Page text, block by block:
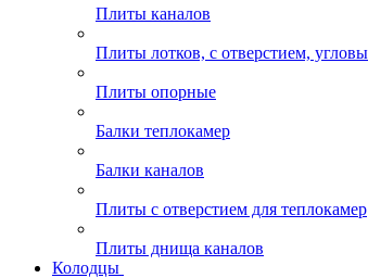
Плиты каналов
Плиты лотков, с отверстием,
Плиты опорные
Балки теплокамер
Балки каналов
Плиты с отверстием для теплокамер
Плиты днища каналов
Колодцы